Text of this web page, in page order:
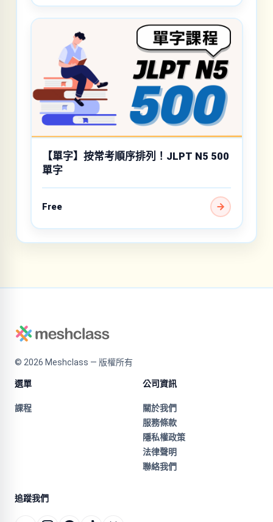
【單字】按常考順序排列！JLPT N5 500
單字
Free
© 2026 Meshclass — 版權所有
選單
課程
公司資訊
關於我們
服務條款
隱私權政策
法律聲明
聯絡我們
追蹤我們